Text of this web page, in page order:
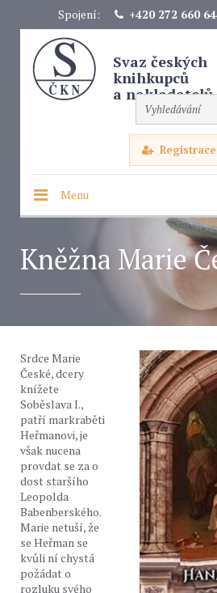
Spojení: +420 272 660
Svaz českých
knihkupců
a nakladatelů
Registrace
Menu
Kněžna Marie
Srdce Marie
České, dcery
knížete
Soběslava I.,
patří markraběti
Heřmanovi, je
však nucena
provdat se za o
dost staršího
Leopolda
Babenberského.
Marie netuší, že
se Heřman se
kvůli ní chystá
požádat o
rozluku svého